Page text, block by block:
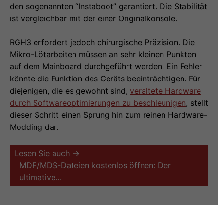
den sogenannten “Instaboot” garantiert. Die Stabilität
ist vergleichbar mit der einer Originalkonsole.
RGH3 erfordert jedoch chirurgische Präzision. Die
Mikro-Lötarbeiten müssen an sehr kleinen Punkten
auf dem Mainboard durchgeführt werden. Ein Fehler
könnte die Funktion des Geräts beeinträchtigen. Für
diejenigen, die es gewohnt sind, veraltete Hardware
durch Softwareoptimierungen zu beschleunigen, stellt
dieser Schritt einen Sprung hin zum reinen Hardware-
Modding dar.
Lesen Sie auch →
MDF/MDS-Dateien kostenlos öffnen: Der
ultimative…